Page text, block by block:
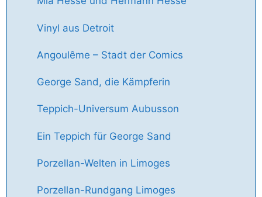
Vinyl aus Detroit
Angoulême – Stadt der Comics
George Sand, die Kämpferin
Teppich-Universum Aubusson
Ein Teppich für George Sand
Porzellan-Welten in Limoges
Porzellan-Rundgang Limoges